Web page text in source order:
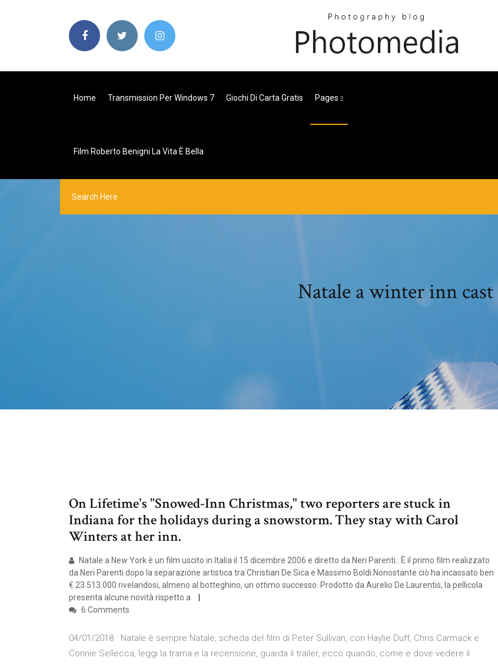
Home Transmission Per Windows 7 Giochi Di Carta Gratis Pages
Film Roberto Benigni La Vita È Bella
Natale a winter inn cast
On Lifetime's "Snowed-Inn Christmas," two reporters are stuck in
Indiana for the holidays during a snowstorm. They stay with Carol
Winters at her inn.
Natale a New York è un film uscito in Italia il 15 dicembre 2006 e diretto da Neri Parenti.. È il primo film realizzato
da Neri Parenti dopo la separazione artistica tra Christian De Sica e Massimo Boldi.Nonostante ciò ha incassato ben
€ 23.513.000 rivelandosi, almeno al botteghino, un ottimo successo. Prodotto da Aurelio De Laurentis, la pellicola
presenta alcune novità rispetto a
6 Comments
04/01/2018 · Natale è sempre Natale, scheda del film di Peter Sullivan, con Haylie Duff, Chris Carmack e
Connie Sellecca, leggi la trama e la recensione, guarda il trailer, ecco quando, come e dove vedere il